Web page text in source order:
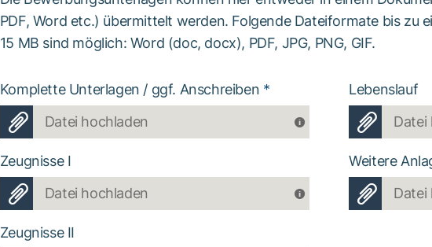
PDF, Word etc.) übermittelt werden. Folgende Dateiformate bis zu
15 MB sind möglich: Word (doc, docx), PDF, JPG, PNG, GIF.
Komplette Unterlagen / ggf. Anschreiben *
Datei hochladen
Lebenslauf
Datei
Zeugnisse I
Datei hochladen
Weitere
Datei
Zeugnisse II